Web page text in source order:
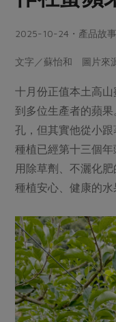
肉品・水產
畜產肉類
水畜加工品
調理食材・點心
調味醬料/南北貨
休閒零嘴
保健食品
美妝保養
家庭清潔
日用品
防災用品
蛋料理
料理方式
醬料
湯品．鍋物
漬物
涼拌沙拉
主題食譜
異國料理
年菜食譜
合作25-精選產品第四
合作25-精選產品第三
更多當季產品
議題活動
主婦聯盟X樂齡網特約優
30%rPET紅烏龍茶
2024農業發展計畫年
更多議題活動
把最好的台灣味帶
樂齡生活
廚房瑜伽
減硝酸鹽
非基改運動
廢核運動
減添加物
更多議題
生活者e週報
綠主張月刊
產品檢驗
自主把關
檢驗報告
硝酸鹽檢驗
社員權益
合作社法規
社務專區
選舉專區
最新消息
2025-10-24・產品故事
文字／蘇怡和 圖片來
十月份正值本土高
到多位生產者的蘋
孔，但其實他從小
種植已經第十三個
用除草劑、不灑化
種植安心、健康的水